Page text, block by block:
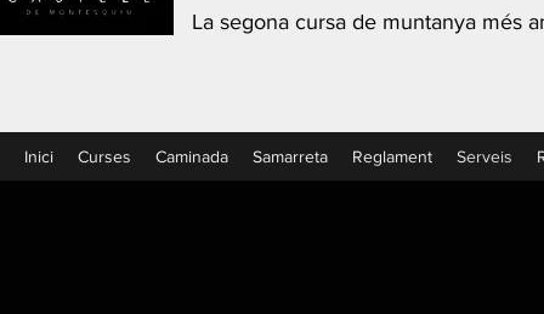
La segona cursa de muntanya més
Inici Curses Caminada Samarreta Reglament Serveis